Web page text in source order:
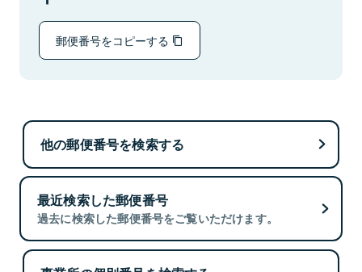
郵便番号をコピーする
他の郵便番号を検索する
最近検索した郵便番号
過去に検索した郵便番号をご覧いただけます。